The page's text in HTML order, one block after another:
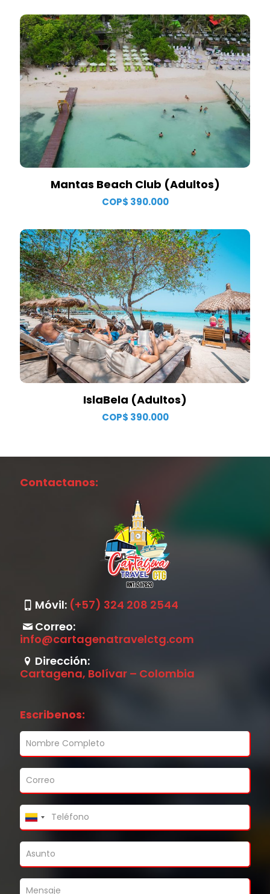
Mantas Beach Club (Adultos)
COP$ 390.000
IslaBela (Adultos)
COP$ 390.000
Contactanos:
Móvil: (+57) 324 208 2544
Correo:
info@cartagenatravelctg.com
Dirección:
Cartagena, Bolívar – Colombia
Escribenos: